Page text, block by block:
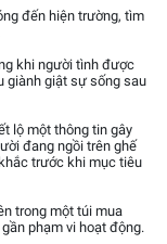
đến hiện trường, tìm
khi người tình được
giành giật sự sống sau
lộ một thông tin gây
đang ngồi trên ghế
trước khi mục tiêu
trong một túi mua
phạm vi hoạt động.